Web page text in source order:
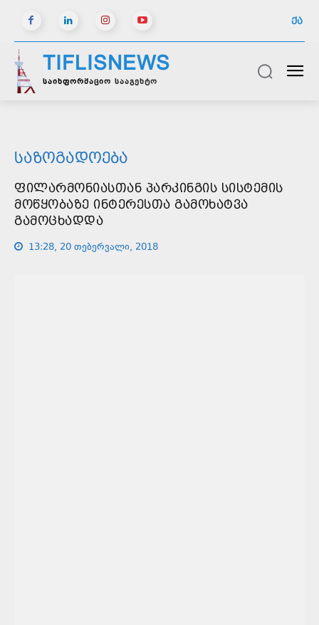
ᲥᲐ
TIFLISNEWS
საინფორმაციო სააგენტო
ᲡᲐᲖᲝᲒᲐᲓᲝᲔᲑᲐ
ᲤᲘᲚᲐᲠᲛᲝᲜᲘᲐᲡᲗᲐᲜ ᲞᲐᲠᲙᲘᲜᲒᲘᲡ ᲡᲘᲡᲢᲔᲛᲘᲡ
ᲛᲝᲬᲧᲝᲑᲐᲖᲔ ᲘᲜᲢᲔᲠᲔᲡᲗᲐ ᲒᲐᲛᲝᲮᲐᲢᲕᲐ
ᲒᲐᲛᲝᲪᲮᲐᲓᲓᲐ
13:28, 20 თებერვალი, 2018